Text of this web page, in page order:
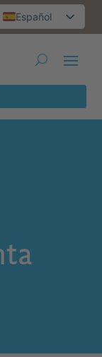
Español
Deutsch
العربية